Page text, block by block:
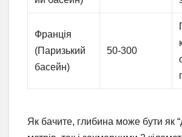
Франція
(Паризький
басейн)
50-300
Як бачите, глибина може бути як